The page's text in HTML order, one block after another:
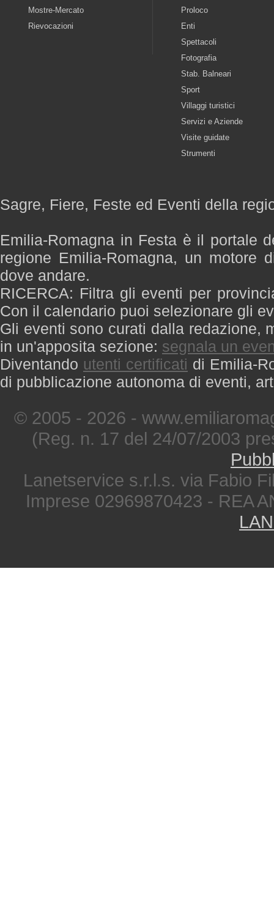
Mostre-Mercato
Rievocazioni
Proloco
Enti
Spettacoli
Fotografia
Stab. Balneari
Sport
Villaggi turistici
Servizi e Aziende
Visite guidate
Strumenti
Sagre, Fiere, Feste ed Eventi della
Emilia-Romagna in Festa è il portale
regione Emilia-Romagna, un motore
dove andare.
RICERCA: Filtra gli eventi per
Con il calendario puoi selezionare gli
Gli eventi sono curati dalla redazione,
in un'apposita sezione: segnala un
Diventando utenti certificati di Emilia-
di pubblicazione autonoma di eventi,
© 2005 - 2026 -
(Reg. n. 17 del 24/07/2003
Lanetservice s.r.l.s. via Fabio
Imprese 02969870423 - REA